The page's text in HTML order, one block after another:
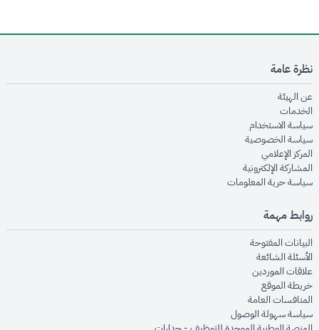
نظرة عامة
عن الهيئةopens in new window
الخدماتopens in new window
سياسة الاستخدام
سياسة الخصوصيةopens in new window
المركز الإعلاميopens in new window
المشاركة الإلكترونيةopens in new window
سياسة حرية المعلوماتopens in new window
روابط مهمة
البيانات المفتوحةopens in new window
الأسئلة الشائعةopens in new window
علاقات الموردينopens in new window
خريطة الموقعopens in new window
المنافسات العامةopens in new window
سياسة سهولة الوصولopens in new window